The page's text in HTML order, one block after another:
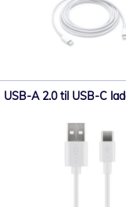
USB-A 2.0 til USB-C